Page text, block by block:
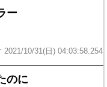
ー
2021/10/31(日) 04:03:58.254
のに